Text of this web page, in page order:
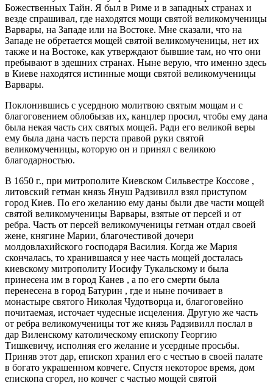
Божественных Тайн. Я был в Риме и в западных странах и
везде спрашивал, где находятся мощи святой великомученицы
Варвары, на Западе или на Востоке. Мне сказали, что на
Западе не обретается мощей святой великомученицы, нет их
также и на Востоке, как утверждают бывшие там, но что они
пребывают в здешних странах. Ныне верую, что именно здесь
в Киеве находятся истинные мощи святой великомученицы
Варвары.
Поклонившись с усердною молитвою святым мощам и с
благоговением облобызав их, канцлер просил, чтобы ему дана
была некая часть сих святых мощей. Ради его великой веры
ему была дана часть перста правой руки святой
великомученицы, которую он и принял с великою
благодарностью.
В 1650 г., при митрополите Киевском Сильвестре Коссове ,
литовский гетман князь Януш Радзивилл взял приступом
город Киев. По его желанию ему даны были две части мощей
святой великомученицы Варвары, взятые от персей и от
ребра. Часть от персей великомученицы гетман отдал своей
жене, княгине Марии, благочестивой дочери
молдовлахийского господаря Василия. Когда же Мария
скончалась, то хранившаяся у нее часть мощей досталась
киевскому митрополиту Иосифу Тукальскому и была
принесена им в город Канев , а по его смерти была
перенесена в город Батурин , где и ныне почивает в
монастыре святого Николая Чудотворца и, благоговейно
почитаемая, источает чудесные исцеления. Другую же часть
от ребра великомученицы тот же князь Радзивилл послал в
дар Виленскому католическому епископу Георгию
Тишкевичу, исполняя его желание и усердные просьбы.
Приняв этот дар, епископ хранил его с честью в своей палате
в богато украшенном ковчеге. Спустя некоторое время, дом
епископа сгорел, но ковчег с частью мощей святой